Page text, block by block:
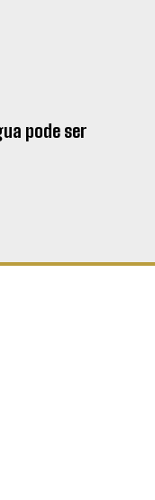
pode ser